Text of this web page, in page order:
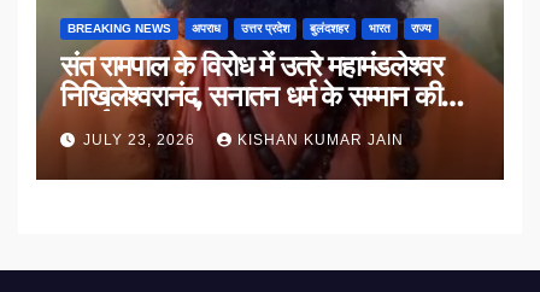
BREAKING NEWS अपराध उत्तर प्रदेश बुलंदशहर भारत राज्य
संत रामपाल के विरोध में उतरे महामंडलेश्वर
निखिलेश्वरानंद, सनातन धर्म के सम्मान की
उठाई मांग
JULY 23, 2026 KISHAN KUMAR JAIN